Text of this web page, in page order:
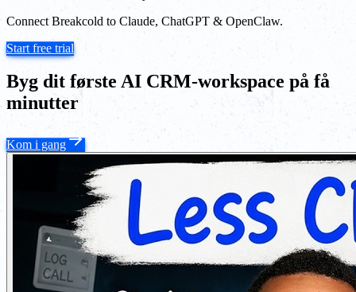
Connect Breakcold to Claude, ChatGPT & OpenClaw.
Start free trial
Byg dit første AI CRM-workspace på få
minutter
Kom i gang